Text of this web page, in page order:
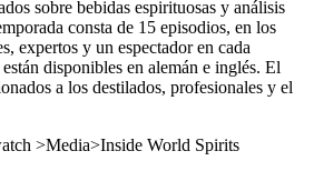
sobre bebidas espirituosas y análisis
consta de 15 episodios, en los
expertos y un espectador en cada
disponibles en alemán e inglés. El
a los destilados, profesionales y el
>Media>Inside World Spirits